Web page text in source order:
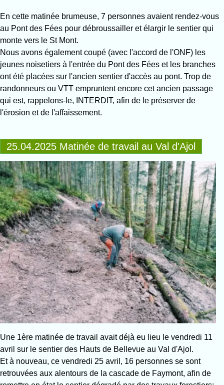
En cette matinée brumeuse, 7 personnes avaient rendez-vous
au Pont des Fées pour débroussailler et élargir le sentier qui
monte vers le St Mont.
Nous avons également coupé (avec l'accord de l'ONF) les
jeunes noisetiers à l'entrée du Pont des Fées et les branches
ont été placées sur l'ancien sentier d'accès au pont. Trop de
randonneurs ou VTT empruntent encore cet ancien passage
qui est, rappelons-le, INTERDIT, afin de le préserver de
l'érosion et de l'affaissement.
25.04.2025 Matinée de travail au Val d'Ajol
Une 1ère matinée de travail avait déjà eu lieu le vendredi 11
avril sur le sentier des Hauts de Bellevue au Val d'Ajol.
Et à nouveau, ce vendredi 25 avril, 16 personnes se sont
retrouvées aux alentours de la cascade de Faymont, afin de